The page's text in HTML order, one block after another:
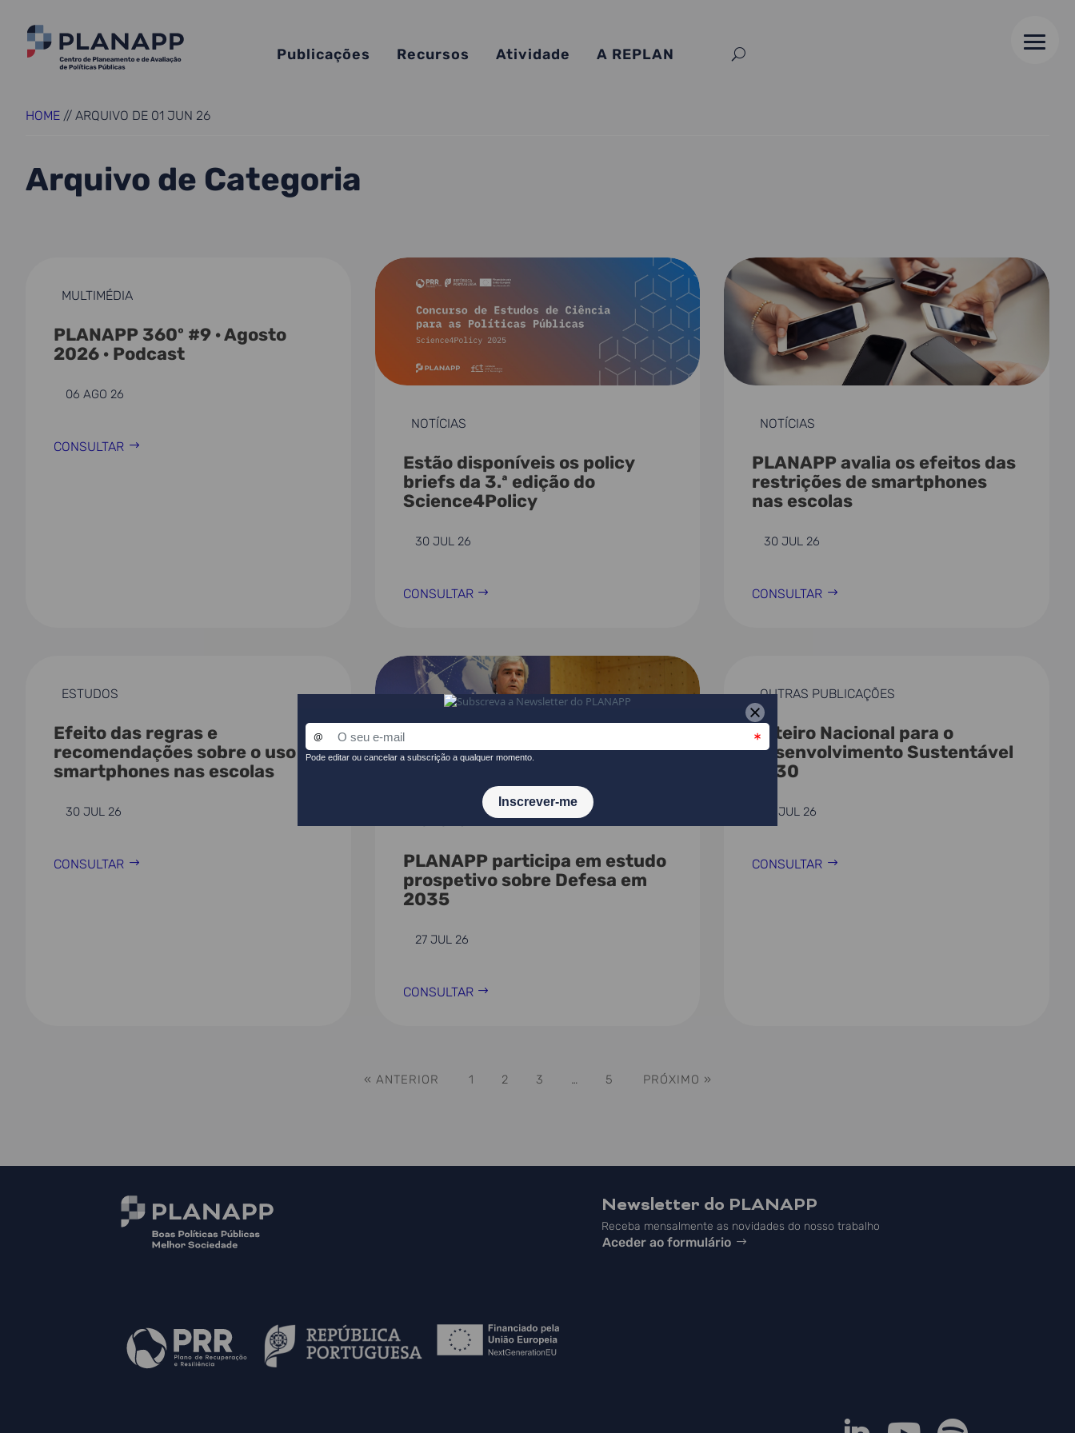
Publicações Recursos Atividade A REPLAN
HOME // ARQUIVO DE 01 JUN 26
Arquivo de Categoria
MULTIMÉDIA
PLANAPP 360º #9 · Agosto
2026 · Podcast
06 AGO 26
CONSULTAR
NOTÍCIAS
Estão disponíveis os policy
briefs da 3.ª edição do
Science4Policy
30 JUL 26
CONSULTAR
NOTÍCIAS
PLANAPP avalia os efeitos das
restrições de smartphones
nas escolas
30 JUL 26
CONSULTAR
ESTUDOS
Efeito das regras e
recomendações sobre o uso de
smartphones nas escolas
30 JUL 26
CONSULTAR
PLANAPP participa em estudo
prospetivo sobre Defesa em
2035
27 JUL 26
CONSULTAR
OUTRAS PUBLICAÇÕES
Roteiro Nacional para o
Desenvolvimento Sustentável
2030
21 JUL 26
CONSULTAR
« ANTERIOR 1 2 3 … 5 PRÓXIMO »
Newsletter do PLANAPP
Receba mensalmente as novidades do nosso trabalho
Aceder ao formulário